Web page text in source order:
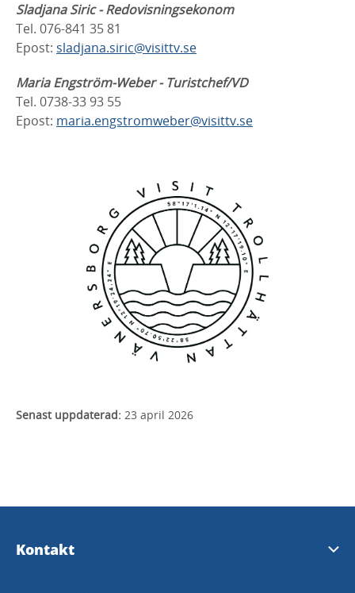
Sladjana Siric - Redovisningsekonom
Tel. 076-841 35 81
Epost: sladjana.siric@visittv.se
Maria Engström-Weber - Turistchef/VD
Tel. 0738-33 93 55
Epost: maria.engstromweber@visittv.se
Senast uppdaterad: 23 april 2026
Kontakt